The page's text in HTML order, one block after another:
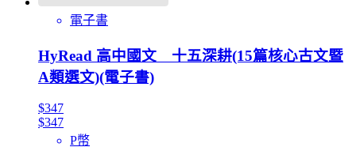
電子書
HyRead 高中國文 十五深耕(15篇核心古文暨
A類選文)(電子書)
$347
$347
P幣